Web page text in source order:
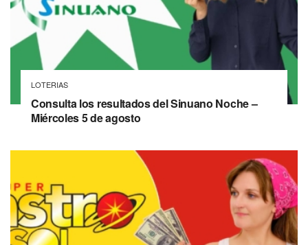
LOTERIAS
Consulta los resultados del Sinuano Noche –
Miércoles 5 de agosto